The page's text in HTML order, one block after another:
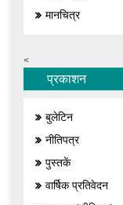
मानचित्र
<
प्रकाशन
बुलेटिन
नीतिपत्र
पुस्तकें
वार्षिक प्रतिवेदन